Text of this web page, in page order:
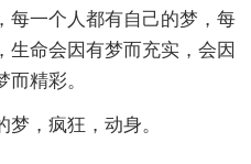
每一个人都有自己的梦，每
生命会因有梦而充实，会因
精彩。
，疯狂，动身。